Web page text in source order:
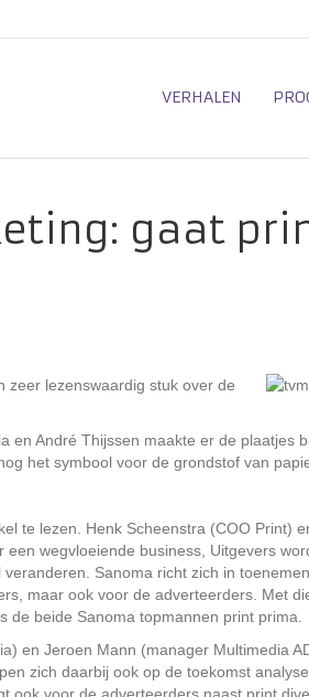
VERHALEN
gaat
zeer lezenswaardig stuk over de
en André Thijssen maakte er de plaatjes
het symbool voor de grondstof van
te lezen. Henk Scheenstra (COO Print)
wegvloeiende business, Uitgevers
Sanoma richt zich in
maar ook voor de adverteerders. Met
beide Sanoma topmannen print prima.
en Jeroen Mann (manager Multimedia
zich daarbij ook op de toekomst